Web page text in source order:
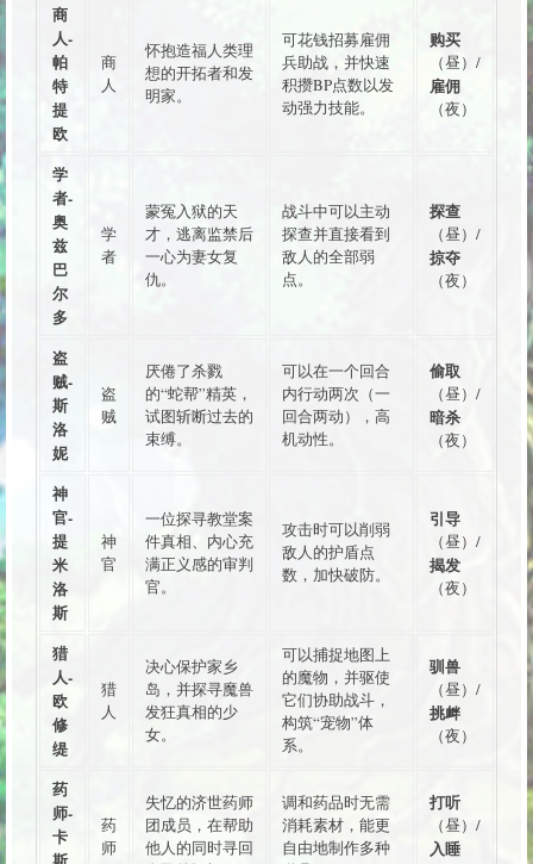
商
人-
帕
特
提
欧
商
人
怀抱造福人类理
想的开拓者和发
明家。
可花钱招募雇佣
兵助战，并快速
积攒BP点数以发
动强力技能。
购买
（昼）/
雇佣
（夜）
学
者-
奥
兹
巴
尔
多
学
者
蒙冤入狱的天
才，逃离监禁后
一心为妻女复
仇。
战斗中可以主动
探查并直接看到
敌人的全部弱
点。
探查
（昼）/
掠夺
（夜）
盗
贼-
斯
洛
妮
盗
贼
厌倦了杀戮
的“蛇帮”精英，
试图斩断过去的
束缚。
可以在一个回合
内行动两次（一
回合两动），高
机动性。
偷取
（昼）/
暗杀
（夜）
神
官-
提
米
洛
斯
神
官
一位探寻教堂案
件真相、内心充
满正义感的审判
官。
攻击时可以削弱
敌人的护盾点
数，加快破防。
引导
（昼）/
揭发
（夜）
猎
人-
欧
修
缇
猎
人
决心保护家乡
岛，并探寻魔兽
发狂真相的少
女。
可以捕捉地图上
的魔物，并驱使
它们协助战斗，
构筑“宠物”体
系。
驯兽
（昼）/
挑衅
（夜）
药
师-
卡
药
师
失忆的济世药师
团成员，在帮助
他人的同时寻回
调和药品时无需
消耗素材，能更
自由地制作多种
打听
（昼）/
入睡